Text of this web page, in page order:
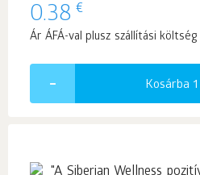
0.38 €
Ár ÁFÁ-val plusz szállítási költség
Kosárba 1